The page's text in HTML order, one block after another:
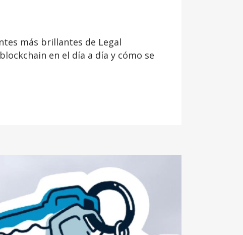
más brillantes de Legal
en el día a día y cómo se